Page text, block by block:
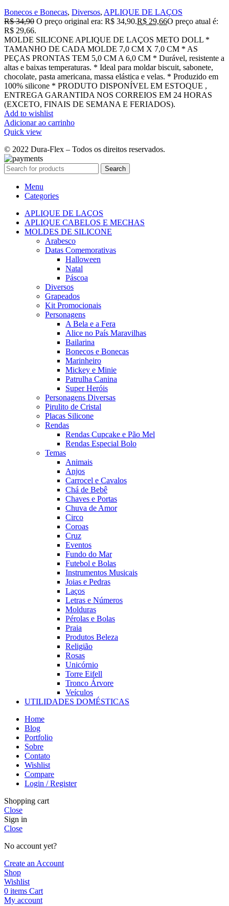
Bonecos e Bonecas, Diversos, APLIQUE DE LAÇOS
R$34,90 O preço original era: R$ 34,90.R$ 29,66O preço atual é:
R$ 29,66.
MOLDE SILICONE APLIQUE DE LAÇOS METO DOLL *
TAMANHO DE CADA MOLDE 7,0 CM X 7,0 CM * AS
PEÇAS PRONTAS TEM 5,0 CM A 6,0 CM * Durável, resistente a
altas e baixas temperaturas. * Ideal para moldar biscuit, sabonete,
chocolate, pasta americana, massa elástica e velas. * Produzido em
100% silicone * PRODUTO DISPONÍVEL EM ESTOQUE ,
ENTREGA GARANTIDA NOS CORREIOS EM 24 HORAS
(EXCETO, FINAIS DE SEMANA E FERIADOS).
Add to wishlist
Adicionar ao carrinho
Quick view
© 2022 Dura-Flex – Todos os direitos reservados.
Search
Menu
Categories
APLIQUE DE LAÇOS
APLIQUE CABELOS E MECHAS
MOLDES DE SILICONE
Arabesco
Datas Comemorativas
Halloween
Natal
Páscoa
Diversos
Grapeados
Kit Promocionais
Personagens
A Bela e a Fera
Alice no País Maravilhas
Bailarina
Bonecos e Bonecas
Marinheiro
Mickey e Minie
Patrulha Canina
Super Heróis
Personagens Diversas
Pirulito de Cristal
Placas Silicone
Rendas
Rendas Cupcake e Pão Mel
Rendas Especial Bolo
Temas
Animais
Anjos
Carrocel e Cavalos
Chá de Bebê
Chaves e Portas
Chuva de Amor
Circo
Coroas
Cruz
Eventos
Fundo do Mar
Futebol e Bolas
Instrumentos Musicais
Joias e Pedras
Laços
Letras e Números
Molduras
Pérolas e Bolas
Praia
Produtos Beleza
Religião
Rosas
Unicórnio
Torre Eifell
Tronco Árvore
Veículos
UTILIDADES DOMÉSTICAS
Home
Blog
Portfolio
Sobre
Contato
Wishlist
Compare
Login / Register
Shopping cart
Close
Sign in
Close
No account yet?
Create an Account
Shop
Wishlist
0 items Cart
My account